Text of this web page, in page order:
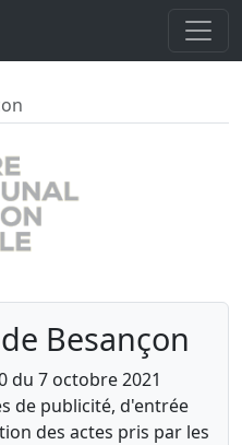
Besançon
du 7 octobre 2021
de publicité, d'entrée
des actes pris par les